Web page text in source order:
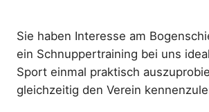
Sie haben Interesse am
ein Schnuppertraining bei uns
Sport einmal praktisch
gleichzeitig den Verein